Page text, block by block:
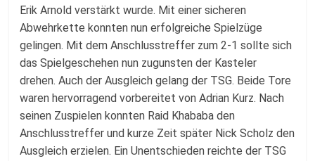
Erik Arnold verstärkt wurde. Mit einer sicheren
Abwehrkette konnten nun erfolgreiche Spielzüge
gelingen. Mit dem Anschlusstreffer zum 2-1 sollte sich
das Spielgeschehen nun zugunsten der Kasteler
drehen. Auch der Ausgleich gelang der TSG. Beide Tore
waren hervorragend vorbereitet von Adrian Kurz. Nach
seinen Zuspielen konnten Raid Khababa den
Anschlusstreffer und kurze Zeit später Nick Scholz den
Ausgleich erzielen. Ein Unentschieden reichte der TSG